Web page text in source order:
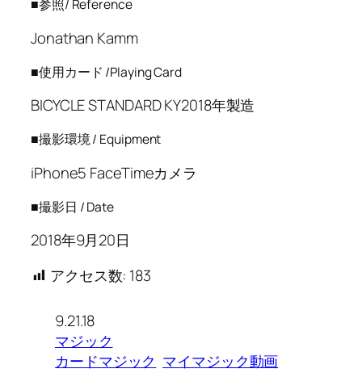
■参照/ Reference
Jonathan Kamm
■使用カード /Playing Card
BICYCLE STANDARD KY2018年製造
■撮影環境 / Equipment
iPhone5 FaceTimeカメラ
■撮影日 / Date
2018年9月20日
アクセス数: 183
9.21.18
マジック
カードマジック マイマジック動画